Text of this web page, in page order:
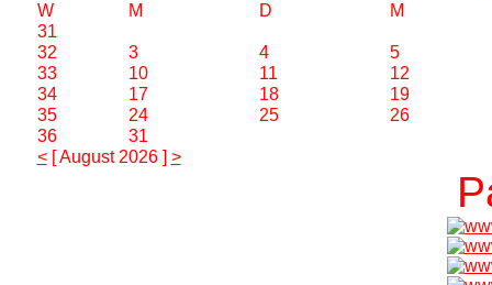
W M D
M
31
32
3 4
5
33
10 11
12
34
17 18
19
35
24 25
26
36
31
<[ August 2026 ] >
P